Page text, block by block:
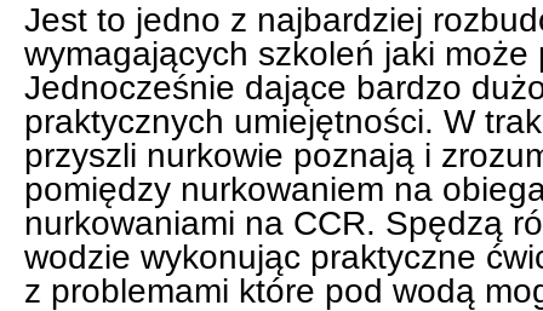
Jest to jedno z najbardziej
wymagających szkoleń jaki może
Jednocześnie dające bardzo
praktycznych umiejętności. W
przyszli nurkowie poznają i
pomiędzy nurkowaniem na
nurkowaniami na CCR. Spędzą
wodzie wykonując praktyczne
z problemami które pod wodą